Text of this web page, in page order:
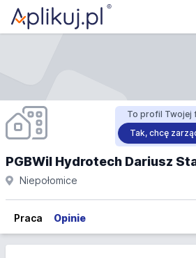
To profil Twojej
Tak, chcę
PGBWiI Hydrotech Dariusz
Niepołomice
Praca Opinie